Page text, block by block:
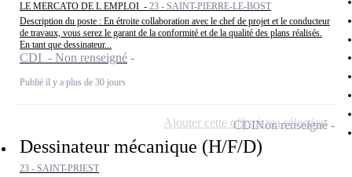
LE MERCATO DE L EMPLOI - 23 - SAINT-PIERRE-LE-BOST
Description du poste : En étroite collaboration avec le chef de projet et le conducteur
de travaux, vous serez le garant de la conformité et de la qualité des plans réalisés.
En tant que dessinateur...
CDI - Non renseigné
Publié il y a plus de 30 jours
Dessinateur mécanique (H/F/D)
23 - SAINT-PRIEST
CDINon renseigné
Ajouter cette offre à ma sélection